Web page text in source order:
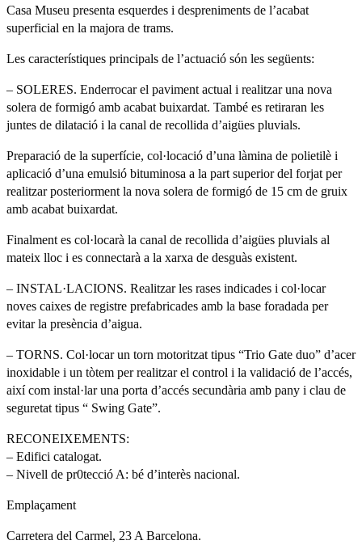
Casa Museu presenta esquerdes i despreniments de l’acabat
superficial en la majora de trams.
Les característiques principals de l’actuació són les següents:
– SOLERES. Enderrocar el paviment actual i realitzar una nova
solera de formigó amb acabat buixardat. També es retiraran les
juntes de dilatació i la canal de recollida d’aigües pluvials.
Preparació de la superfície, col·locació d’una làmina de polietilè i
aplicació d’una emulsió bituminosa a la part superior del forjat per
realitzar posteriorment la nova solera de formigó de 15 cm de gruix
amb acabat buixardat.
Finalment es col·locarà la canal de recollida d’aigües pluvials al
mateix lloc i es connectarà a la xarxa de desguàs existent.
– INSTAL·LACIONS. Realitzar les rases indicades i col·locar
noves caixes de registre prefabricades amb la base foradada per
evitar la presència d’aigua.
– TORNS. Col·locar un torn motoritzat tipus “Trio Gate duo” d’acer
inoxidable i un tòtem per realitzar el control i la validació de l’accés,
així com instal·lar una porta d’accés secundària amb pany i clau de
seguretat tipus “ Swing Gate”.
RECONEIXEMENTS:
– Edifici catalogat.
– Nivell de pr0tecció A: bé d’interès nacional.
Emplaçament
Carretera del Carmel, 23 A Barcelona.